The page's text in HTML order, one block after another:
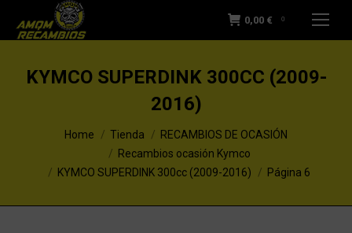
0,00 € 0
KYMCO SUPERDINK 300CC (2009-
2016)
You are here:Home Tienda
RECAMBIOS DE OCASIÓN
Recambios ocasión Kymco
KYMCO SUPERDINK 300cc (2009-2016)
Página 6